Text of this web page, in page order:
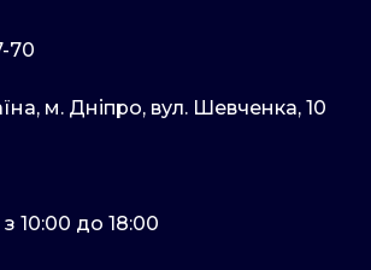
70
м. Дніпро, вул. Шевченка, 10
10:00 до 18:00